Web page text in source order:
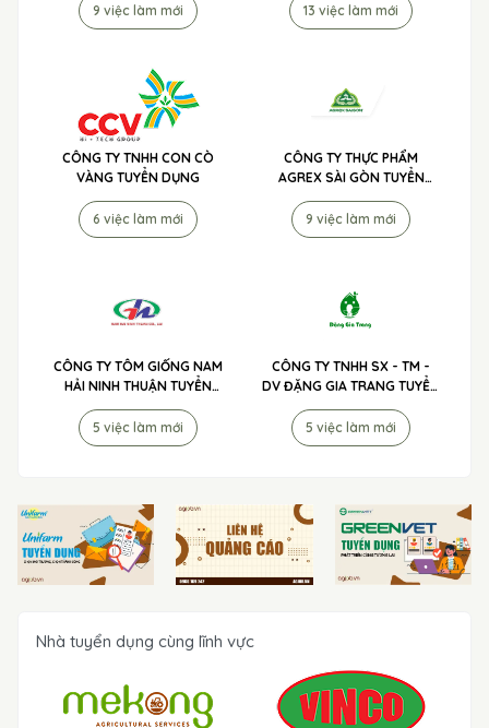
9 việc làm mới 13 việc làm mới
CÔNG TY TNHH CON CÒ
VÀNG TUYỂN DỤNG
6 việc làm mới
CÔNG TY THỰC PHẨM
AGREX SÀI GÒN TUYỂN
9 việc làm mới
CÔNG TY TÔM GIỐNG NAM
HẢI NINH THUẬN TUYỂN
5 việc làm mới
CÔNG TY TNHH SX - TM -
DV ĐẶNG GIA TRANG TUYỂN
5 việc làm mới
Nhà tuyển dụng cùng lĩnh vực